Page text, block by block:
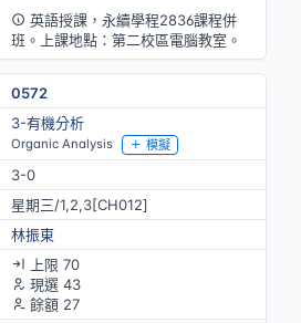
英語授課，永續學程2836課程併
班。上課地點：第二校區電腦教室。
0572
3-有機分析
Organic Analysis 模擬
3-0
星期三/1,2,3[CH012]
林振東
上限 70
現選 43
餘額 27